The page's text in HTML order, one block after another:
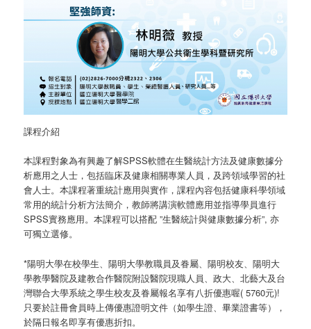
課程介紹
本課程對象為有興趣了解SPSS軟體在生醫統計方法及健康數據分
析應用之人士，包括臨床及健康相關專業人員，及跨領域學習的社
會人士。本課程著重統計應用與實作，課程內容包括健康科學領域
常用的統計分析方法簡介，教師將講演軟體應用並指導學員進行
SPSS實務應用。本課程可以搭配 ”生醫統計與健康數據分析”, 亦
可獨立選修。
*陽明大學在校學生、陽明大學教職員及眷屬、陽明校友、陽明大
學教學醫院及建教合作醫院附設醫院現職人員、政大、北藝大及台
灣聯合大學系統之學生校友及眷屬報名享有八折優惠喔( 5760元)!
只要於註冊會員時上傳優惠證明文件（如學生證、畢業證書等），
於隔日報名即享有優惠折扣。